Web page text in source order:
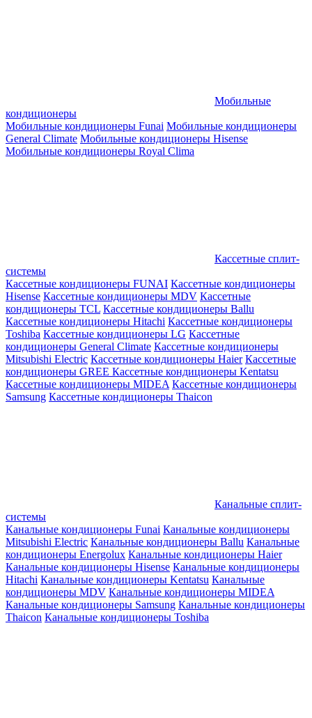
Мобильные
кондиционеры
Мобильные кондиционеры Funai Мобильные кондиционеры
General Climate Мобильные кондиционеры Hisense
Мобильные кондиционеры Royal Clima
Кассетные сплит-
системы
Кассетные кондиционеры FUNAI Кассетные кондиционеры
Hisense Кассетные кондиционеры MDV Кассетные
кондиционеры TCL Кассетные кондиционеры Ballu
Кассетные кондиционеры Hitachi Кассетные кондиционеры
Toshiba Кассетные кондиционеры LG Кассетные
кондиционеры General Climate Кассетные кондиционеры
Mitsubishi Electric Кассетные кондиционеры Haier Кассетные
кондиционеры GREE Кассетные кондиционеры Kentatsu
Кассетные кондиционеры MIDEA Кассетные кондиционеры
Samsung Кассетные кондиционеры Thaicon
Канальные сплит-
системы
Канальные кондиционеры Funai Канальные кондиционеры
Mitsubishi Electric Канальные кондиционеры Ballu Канальные
кондиционеры Energolux Канальные кондиционеры Haier
Канальные кондиционеры Hisense Канальные кондиционеры
Hitachi Канальные кондиционеры Kentatsu Канальные
кондиционеры MDV Канальные кондиционеры MIDEA
Канальные кондиционеры Samsung Канальные кондиционеры
Thaicon Канальные кондиционеры Toshiba